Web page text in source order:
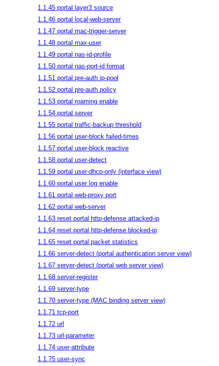
1.1.45 portal layer3 source
1.1.46 portal local-web-server
1.1.47 portal mac-trigger-server
1.1.48 portal max-user
1.1.49 portal nas-id-profile
1.1.50 portal nas-port-id format
1.1.51 portal pre-auth ip-pool
1.1.52 portal pre-auth policy
1.1.53 portal roaming enable
1.1.54 portal server
1.1.55 portal traffic-backup threshold
1.1.56 portal user-block failed-times
1.1.57 portal user-block reactive
1.1.58 portal user-detect
1.1.59 portal user-dhcp-only (interface view)
1.1.60 portal user log enable
1.1.61 portal web-proxy port
1.1.62 portal web-server
1.1.63 reset portal http-defense attacked-ip
1.1.64 reset portal http-defense blocked-ip
1.1.65 reset portal packet statistics
1.1.66 server-detect (portal authentication server view)
1.1.67 server-detect (portal web server view)
1.1.68 server-register
1.1.69 server-type
1.1.70 server-type (MAC binding server view)
1.1.71 tcp-port
1.1.72 url
1.1.73 url-parameter
1.1.74 user-attribute
1.1.75 user-sync